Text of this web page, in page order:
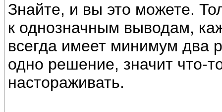
Знайте, и вы это можете.
к однозначным выводам,
всегда имеет минимум два
одно решение, значит что-
настораживать.